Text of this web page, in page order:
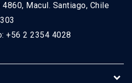
Macul. Santiago, Chile
+56 2 2354 4028